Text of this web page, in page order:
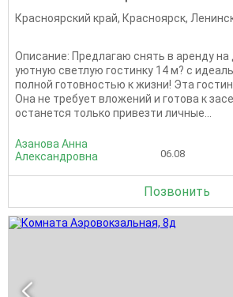
Красноярский край, Красноярск,
Описание: Предлагаю снять в аренду на
уютную светлую гостинку 14 м? с
полной готовностью к жизни! Эта
Она не требует вложений и готова к
останется только привезти личные...
Азанова Анна
Александровна
06.08
Позвонить